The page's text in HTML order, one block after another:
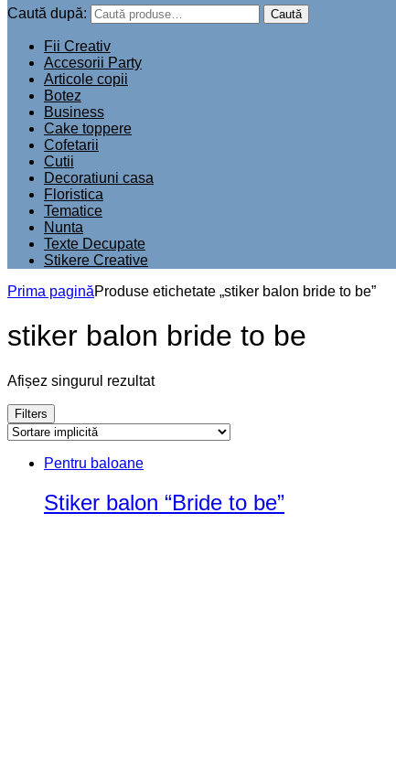
Caută după: Caută
Fii Creativ
Accesorii Party
Articole copii
Botez
Business
Cake toppere
Cofetarii
Cutii
Decoratiuni casa
Floristica
Tematice
Nunta
Texte Decupate
Stikere Creative
Prima paginăProduse etichetate „stiker balon bride to be”
stiker balon bride to be
Afișez singurul rezultat
Filters
Pentru baloane
Stiker balon “Bride to be”